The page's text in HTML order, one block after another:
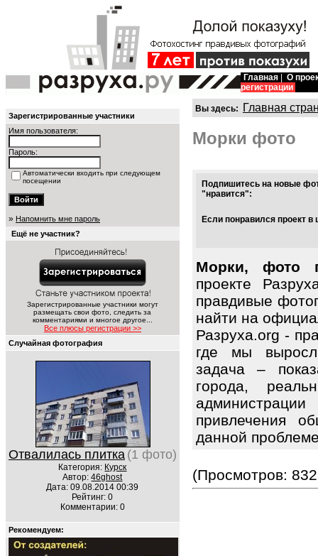
Главная
О
регистрации
Зарегистрированные участники
Имя пользователя:
Пароль:
Автоматически входить при следующем
посещении
» Напомнить мне пароль
Ещё не участник?
Зарегистрированные участники могут
размещать свои фото, следить за
комментариями и многое другое...
Все плюсы регистрации >>
Случайная фотография
Отвалилась плитка (1 фото)
Категория: Курск
Автор:46ghost
Дата: 09.08.2014 00:39
Рейтинг: 0
Комментарии: 0
Рекомендуем:
Вы здесь: Главная
Морки фото
Подпишитесь на новые
"нравится":
Если понравился проект
Морки, фото
проекте
правдивые
найти на
Разруха.org -
где мы
задача –
города,
привлечения
данной
(Просмотров: